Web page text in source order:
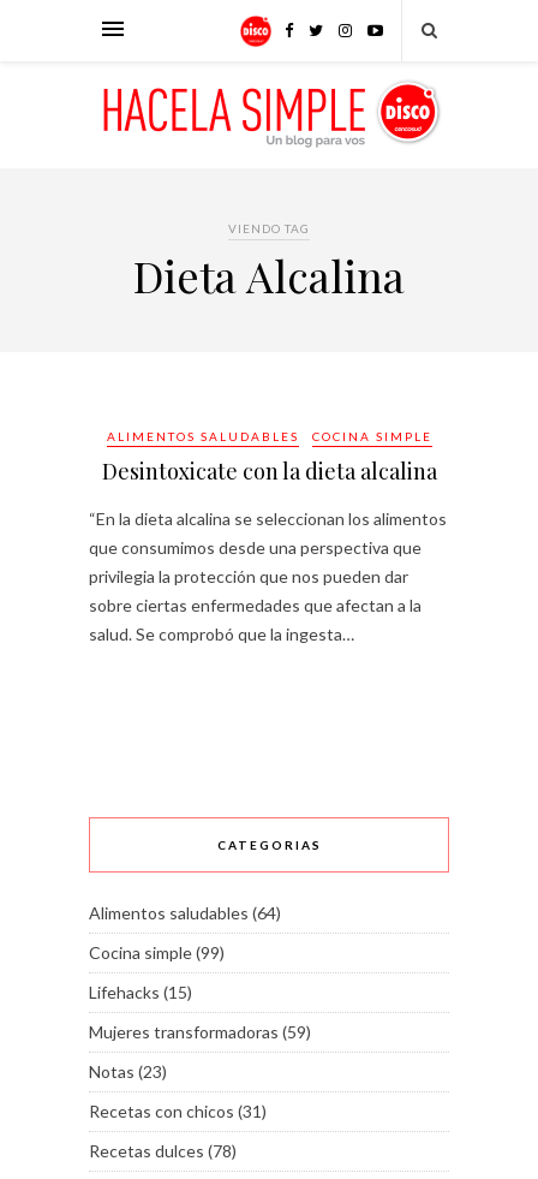
VIENDO TAG
Dieta Alcalina
ALIMENTOS SALUDABLES COCINA SIMPLE
Desintoxicate con la dieta alcalina
“En la dieta alcalina se seleccionan los alimentos
que consumimos desde una perspectiva que
privilegia la protección que nos pueden dar
sobre ciertas enfermedades que afectan a la
salud. Se comprobó que la ingesta…
CATEGORIAS
Alimentos saludables (64)
Cocina simple(99)
Lifehacks (15)
Mujeres transformadoras (59)
Notas (23)
Recetas con chicos (31)
Recetas dulces (78)